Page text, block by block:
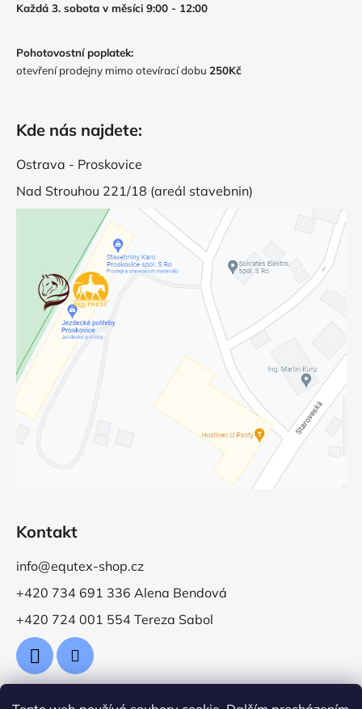
Každá 3. sobota v měsíci 9:00 - 12:00
Pohotovostní poplatek:
otevření prodejny mimo otevírací dobu 250Kč
Kde nás najdete:
Ostrava - Proskovice
Nad Strouhou 221/18 (areál stavebnin)
Kontakt
info@equtex-shop.cz
+420 734 691 336 Alena Bendová
+420 724 001 554 Tereza Sabol